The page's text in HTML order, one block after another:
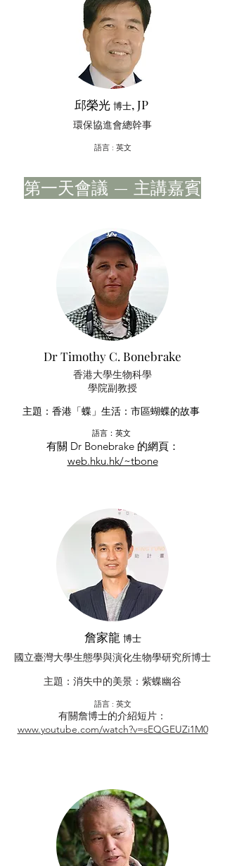
邱榮光 博士, JP
環保協進會總幹事
​語言 : 英文
​第一天會議 — 主講嘉賓
Dr Timothy C. Bonebrake
香港大學生物科學
學院副教授
主題：香港「蝶」生活：市區蝴蝶的故事
語言：英文
有關 Dr Bonebrake 的網頁：
web.hku.hk/~tbone
詹家龍 博士
國立臺灣大學生態學與演化生物學研究所博士
主題：消失中的美景：紫蝶幽谷
​語言 : 英文
有關詹博士的介紹短片：
www.youtube.com/watch?v=sEQGEUZi1M0